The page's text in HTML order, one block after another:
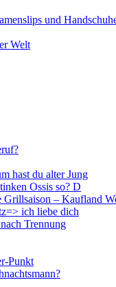
und
Welt
hast du alter Jung
Ossis so? D
Grillsaison – Kaufland
ich liebe dich
Trennung
Punkt